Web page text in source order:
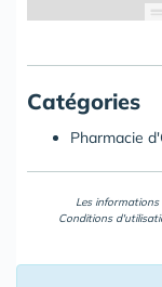
Catégories
Pharmacie
Les
Conditions